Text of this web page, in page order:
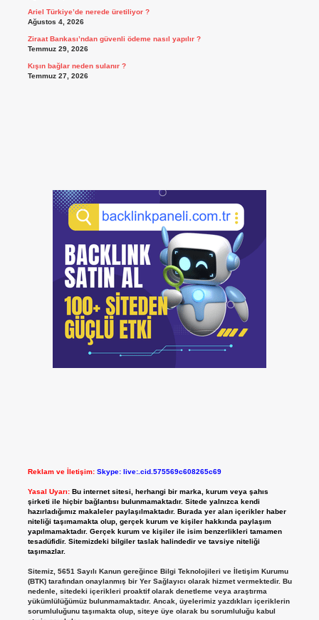
Ariel Türkiye’de nerede üretiliyor ?
Ağustos 4, 2026
Ziraat Bankası’ndan güvenli ödeme nasıl yapılır ?
Temmuz 29, 2026
Kışın bağlar neden sulanır ?
Temmuz 27, 2026
Reklam ve İletişim: Skype: live:.cid.575569c608265c69
Yasal Uyarı: Bu internet sitesi, herhangi bir marka, kurum veya şahıs
şirketi ile hiçbir bağlantısı bulunmamaktadır. Sitede yalnızca kendi
hazırladığımız makaleler paylaşılmaktadır. Burada yer alan içerikler haber
niteliği taşımamakta olup, gerçek kurum ve kişiler hakkında paylaşım
yapılmamaktadır. Gerçek kurum ve kişiler ile isim benzerlikleri tamamen
tesadüfidir. Sitemizdeki bilgiler taslak halindedir ve tavsiye niteliği
taşımazlar.
Sitemiz, 5651 Sayılı Kanun gereğince Bilgi Teknolojileri ve İletişim Kurumu
(BTK) tarafından onaylanmış bir Yer Sağlayıcı olarak hizmet vermektedir. Bu
nedenle, sitedeki içerikleri proaktif olarak denetleme veya araştırma
yükümlülüğümüz bulunmamaktadır. Ancak, üyelerimiz yazdıkları içeriklerin
sorumluluğunu taşımakta olup, siteye üye olarak bu sorumluluğu kabul